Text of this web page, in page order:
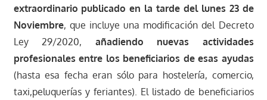
extraordinario publicado en la tarde del lunes 23 de
Noviembre, que incluye una modificación del Decreto
Ley 29/2020, añadiendo nuevas actividades
profesionales entre los beneficiarios de esas ayudas
(hasta esa fecha eran sólo para hostelería, comercio,
taxi,peluquerías y feriantes). El listado de beneficiarios